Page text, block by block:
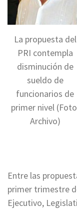
La propuesta del
PRI contempla
disminución de
sueldo de
funcionarios de
primer nivel
Archivo)
Entre las
primer trimestre
Ejecutivo,